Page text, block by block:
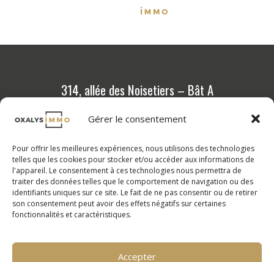
Gérer le consentement
Pour offrir les meilleures expériences, nous utilisons des technologies
telles que les cookies pour stocker et/ou accéder aux informations de
l'appareil. Le consentement à ces technologies nous permettra de
traiter des données telles que le comportement de navigation ou des
identifiants uniques sur ce site. Le fait de ne pas consentir ou de retirer
son consentement peut avoir des effets négatifs sur certaines
fonctionnalités et caractéristiques.
Accepter
314, allée des Noisetiers – Bât A
Programmes neufs
Outils et conseils
Calcul de vos mensualités
Nos valeurs